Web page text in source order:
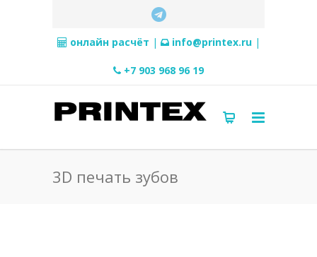
онлайн расчёт | info@printex.ru|
+7 903 968 96 19
3D печать зубов